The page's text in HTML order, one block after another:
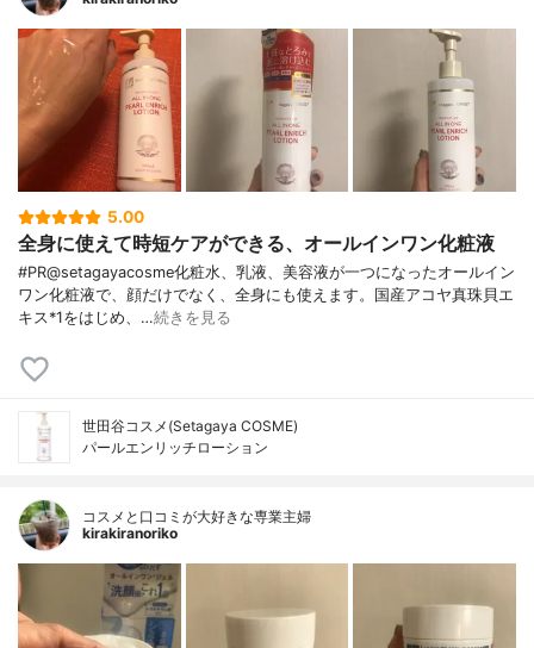
5.00
全身に使えて時短ケアができる、オールインワン化粧液
#PR@setagayacosme化粧水、乳液、美容液が一つになったオールイン
ワン化粧液で、顔だけでなく、全身にも使えます。国産アコヤ真珠貝エ
キス*1をはじめ、…続きを見る
世田谷コスメ(Setagaya COSME)
パールエンリッチローション
コスメと口コミが大好きな専業主婦
kirakiranoriko